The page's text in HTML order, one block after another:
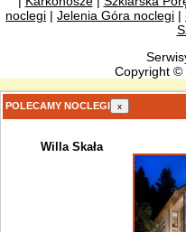
noclegi | Jelenia Góra noclegi |
Copyright ©
POLECAMY NOCLEGI x
Willa Skała